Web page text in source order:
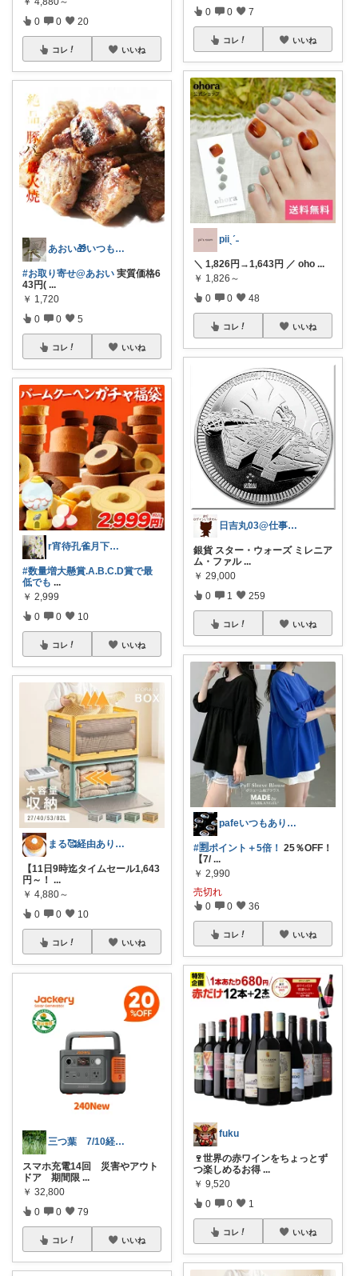
0 0 20
コレ いいね
あおい🎁いつもありがとうございます
#お取り寄せ@あおい 実質価格6
43円( ...
￥ 1,720
0 0 5
コレ いいね
r宵待孔雀月下美人.アイホン15で復活
#数量増大懸賞.A.B.C.D賞で最
低でも ...
￥ 2,999
0 0 10
コレ いいね
まる🥰経由ありがとうございます💕✨
【11日9時迄タイムセール1,643
円～！ ...
￥ 4,880～
0 0 10
コレ いいね
三つ葉 7/10経由購入感謝
スマホ充電14回 災害やアウト
ドア 期間限 ...
￥ 32,800
0 0 79
コレ いいね
0 0 7
コレ いいね
piiˎˊ˗
＼ 1,826円→1,643円 ／ oho ...
￥ 1,826～
0 0 48
コレ いいね
日吉丸03@仕事の都合により休み多め
銀貨 スター・ウォーズ ミレニア
ム・ファル ...
￥ 29,000
0 1 259
コレ いいね
pafeいつもありがとう🌈🧚🏻💘
#🈹ポイント＋5倍！ 25％OFF！
【7/ ...
￥ 2,990
売切れ
0 0 36
コレ いいね
fuku
🍷世界の赤ワインをちょっとず
つ楽しめるお得 ...
￥ 9,520
0 0 1
コレ いいね